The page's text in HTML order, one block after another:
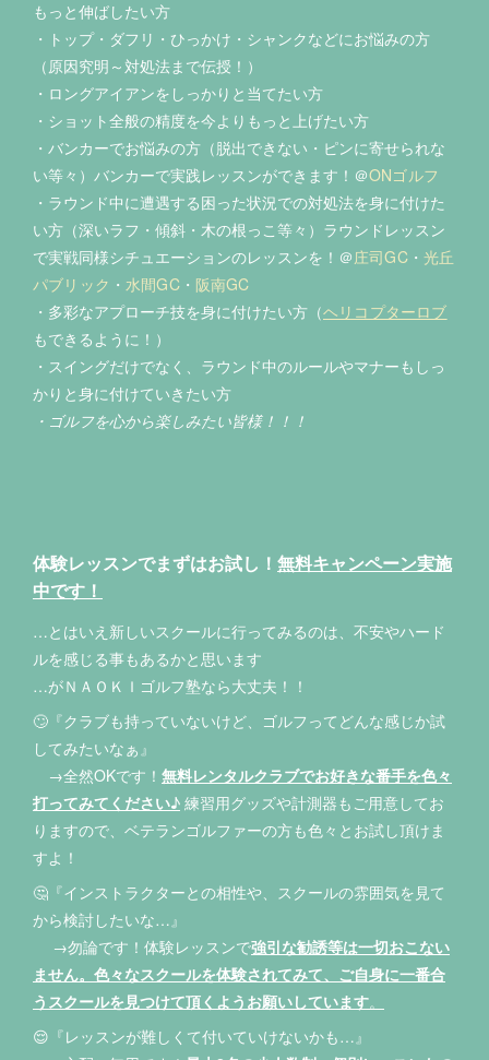
もっと伸ばしたい方
・トップ・ダフリ・ひっかけ・シャンクなどにお悩みの方
（原因究明～対処法まで伝授！）
・ロングアイアンをしっかりと当てたい方
・ショット全般の精度を今よりもっと上げたい方
・バンカーでお悩みの方（脱出できない・ピンに寄せられな
い等々）バンカーで実践レッスンができます！＠ONゴルフ
・ラウンド中に遭遇する困った状況での対処法を身に付けた
い方（深いラフ・傾斜・木の根っこ等々）ラウンドレッスン
で実戦同様シチュエーションのレッスンを！＠ 庄司GC・ 光丘
パブリック ・ 水間GC・ 阪南GC
・多彩なアプローチ技を身に付けたい方（ヘリコプターロブ
もできるように！）
・スイングだけでなく、ラウンド中のルールやマナーもしっ
かりと身に付けていきたい方
・ゴルフを心から楽しみたい皆様！！！
体験レッスンでまずはお試し！ 無料キャンペーン実施
中です！
…とはいえ新しいスクールに行ってみるのは、不安やハード
ルを感じる事もあるかと思います
…がＮＡＯＫＩゴルフ塾なら大丈夫！！
🙄『クラブも持っていないけど、ゴルフってどんな感じか試
してみたいなぁ』
→全然OKです！ 無料レンタルクラブでお好きな番手を色々
打ってみてください♪ 練習用グッズや計測器もご用意してお
りますので、ベテランゴルファーの方も色々とお試し頂けま
すよ！
🤔『インストラクターとの相性や、スクールの雰囲気を見て
から検討したいな…』
→勿論です！体験レッスンで強引な勧誘等は一切おこない
ません。色々なスクールを体験されてみて、ご自身に一番合
うスクールを見つけて頂くようお願いしています。
😌『レッスンが難しくて付いていけないかも…』